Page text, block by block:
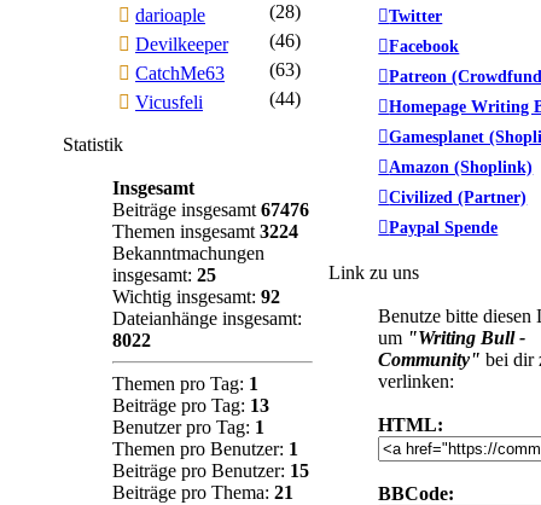
darioaple
(28)
Devilkeeper
(46)
CatchMe63
(63)
Vicusfeli
(44)
Statistik
Insgesamt
Beiträge insgesamt 67476
Themen insgesamt 3224
Bekanntmachungen
insgesamt: 25
Wichtig insgesamt: 92
Dateianhänge insgesamt:
8022
Themen pro Tag: 1
Beiträge pro Tag: 13
Benutzer pro Tag: 1
Themen pro Benutzer: 1
Beiträge pro Benutzer: 15
Beiträge pro Thema: 21
Twitter
Facebook
Patreon
Homepage Writing
Gamesplanet
Amazon (Shoplink)
Civilized (Partner)
Paypal Spende
Link zu uns
Benutze bitte diesen
um "Writing Bull -
Community" bei dir
verlinken:
HTML:
BBCode: